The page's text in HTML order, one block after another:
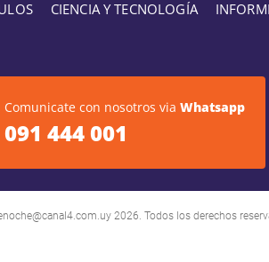
CIENCIA Y TECNOLOGÍA
Comunicate con nosotros via Whatsapp
091 444 001
2026. Todos los derechos